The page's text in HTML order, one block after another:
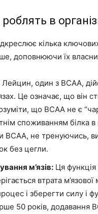
в
кілька
доповнюючи їх
Лейцин, один з BCAA,
Це означає, що він
що BCAA не є
споживанням білка
не тренуючись,
без цегли.
м’язів: Ця
втрата
і зберегти силу і
50 років, додавання